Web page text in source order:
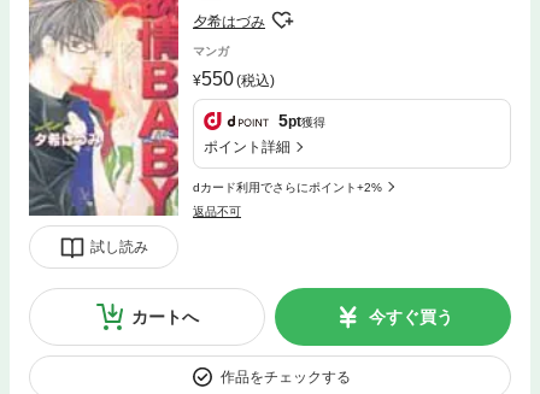
試し読み
夕希はづみ
マンガ
550(税込)
5pt獲得
ポイント詳細
dカード利用でさらにポイント+2%
返品不可
カートへ 今すぐ買う
作品をチェックする